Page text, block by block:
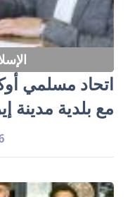
اتحاد مسلمي
مع بلدية مدينة